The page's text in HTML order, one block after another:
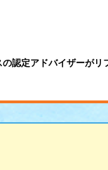
認定アドバイザーが